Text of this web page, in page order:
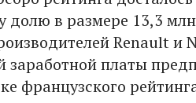
долю в размере 13,3
Renault и
заработной платы
французского